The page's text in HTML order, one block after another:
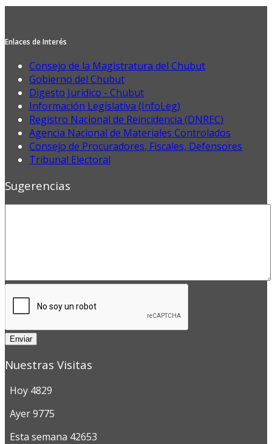
Enlaces de Interés
Consejo de la Magistratura del Chubut
Gobierno del Chubut
Digesto Jurídico - Chubut
Información Legislativa (InfoLeg)
Registro Nacional de Reincidencia (DNREC)
Agencia Nacional de Materiales Controlados
Consejo de Procuradores, Fiscales, Defensores
Tribunal Electoral
Sugerencias
Enviar
Nuestras Visitas
Hoy 4829
Ayer9775
Esta semana 42653